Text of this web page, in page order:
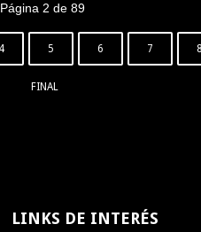
Página 2 de 89
4 5 6 7 8
FINAL
LINKS DE INTERÉS